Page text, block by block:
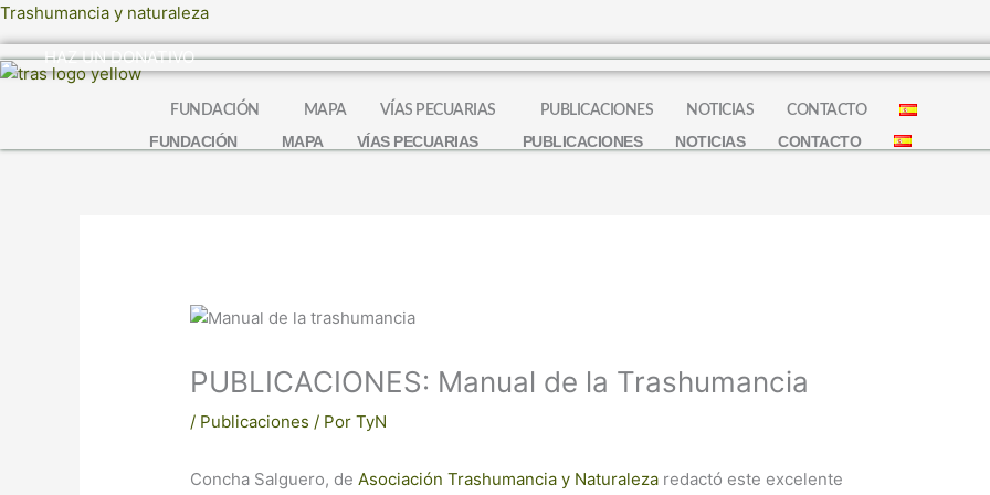
Ir
al
contenido
Trashumancia y naturaleza
HAZ UN DONATIVO
FUNDACIÓN MAPA VÍAS PECUARIAS PUBLICACIONES NOTICIAS CONTACTO
FUNDACIÓN MAPA VÍAS PECUARIAS PUBLICACIONES NOTICIAS CONTACTO
PUBLICACIONES: Manual de la Trashumancia
/ Publicaciones / PorTyN
Concha Salguero, deAsociación Trashumancia y Naturaleza redactó este excelente